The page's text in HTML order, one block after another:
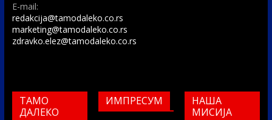
E-mail:
redakcija@tamodaleko.co.rs
marketing@tamodaleko.co.rs
zdravko.elez@tamodaleko.co.rs
ТАМО
ДАЛЕКО
ИМПРЕСУМ
НАША
МИСИЈА